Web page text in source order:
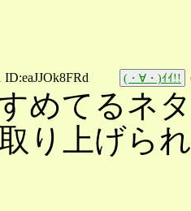
ID:eaJJOk8FRd (・∀・)ｲｲ!!
めてるネ
り上げら